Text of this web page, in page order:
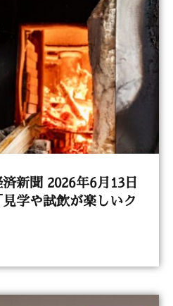
済新聞 2026年6月13日
学や試飲が楽しいク